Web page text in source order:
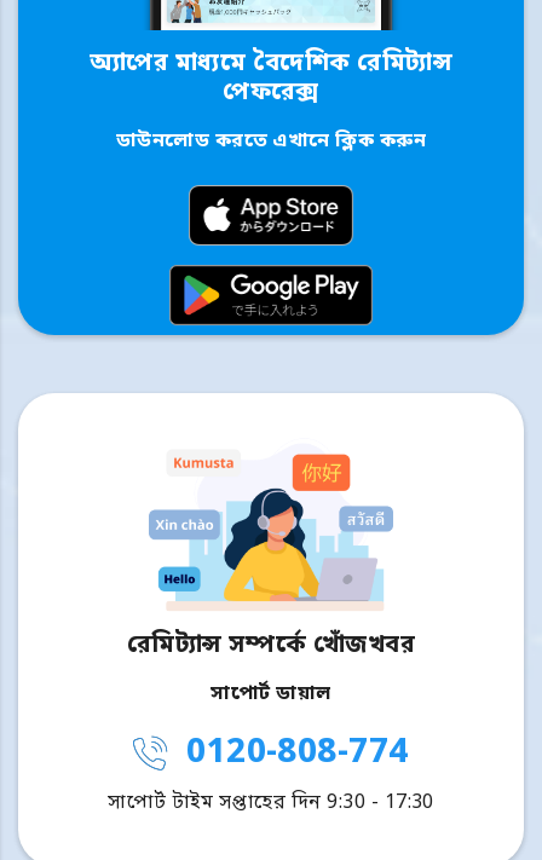
অ্যাপের মাধ্যমে বৈদেশিক রেমিট্যান্স
পেফরেক্স
ডাউনলোড করতে এখানে ক্লিক করুন
রেমিট্যান্স সম্পর্কে খোঁজখবর
সাপোর্ট ডায়াল
0120-808-774
সাপোর্ট টাইম সপ্তাহের দিন 9:30 - 17:30